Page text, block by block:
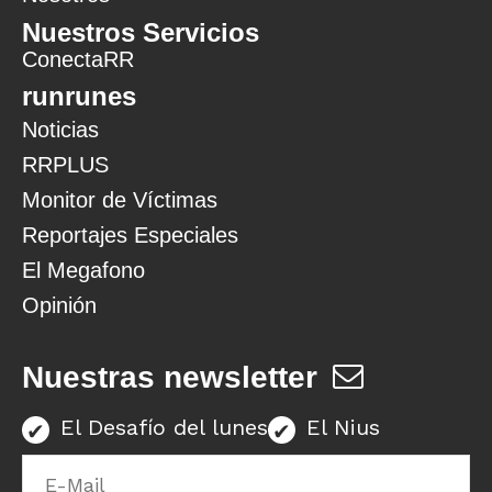
Nuestros Servicios
ConectaRR
runrunes
Noticias
RRPLUS
Monitor de Víctimas
Reportajes Especiales
El Megafono
Opinión
Nuestras newsletter
El Desafío del lunes El Nius